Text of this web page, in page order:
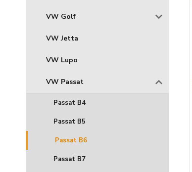
VW Golf
VW Jetta
VW Lupo
VW Passat
Passat B4
Passat B5
Passat B6
Passat B7